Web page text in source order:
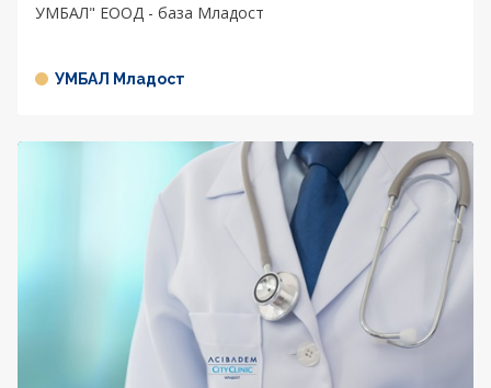
УМБАЛ" ЕООД - база Младост
УМБАЛ Младост